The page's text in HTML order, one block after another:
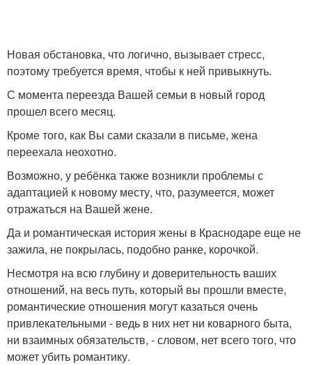
Новая обстановка, что логично, вызывает стресс,
поэтому требуется время, чтобы к ней привыкнуть.
С момента переезда Вашей семьи в новый город
прошел всего месяц.
Кроме того, как Вы сами сказали в письме, жена
переехала неохотно.
Возможно, у ребёнка также возникли проблемы с
адаптацией к новому месту, что, разумеется, может
отражаться на Вашей жене.
Да и романтическая история жены в Краснодаре еще не
зажила, не покрылась, подобно ранке, корочкой.
Несмотря на всю глубину и доверительность ваших
отношений, на весь путь, который вы прошли вместе,
романтические отношения могут казаться очень
привлекательными - ведь в них нет ни коварного быта,
ни взаимных обязательств, - словом, нет всего того, что
может убить романтику.